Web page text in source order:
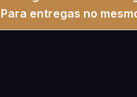
Para entregas no